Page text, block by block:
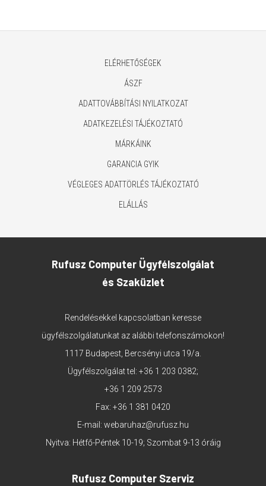
ELÉRHETŐSÉGEK
ÁSZF
ADATTOVÁBBÍTÁSI NYILATKOZAT
ADATKEZELÉSI TÁJÉKOZTATÓ
MÁRKÁINK
GARANCIA GYIK
VÉGLEGES ADATTÖRLÉS TÁJÉKOZTATÓ
ELÁLLÁS
Rufusz Computer Ügyfélszolgálat
és Szaküzlet
Rendelésekkel kapcsolatban keresse
ügyfélszolgálatunkat az alábbi telefonszámokon!
1117 Budapest, Bercsényi utca 19/a.
Ügyfélszolgálat tel: +36 1 203 0382;
+36 1 209 2573
Fax: +36 1 381 0420
E-mail: webaruhaz@rufusz.hu
Nyitva: Hétfő-Péntek 10-19; Szombat 9-13 óráig
Rufusz Computer Szerviz